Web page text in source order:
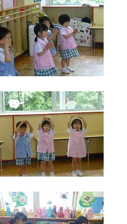
の課 外活動
授業
ブログ
よくあるご質問
リシー
ください